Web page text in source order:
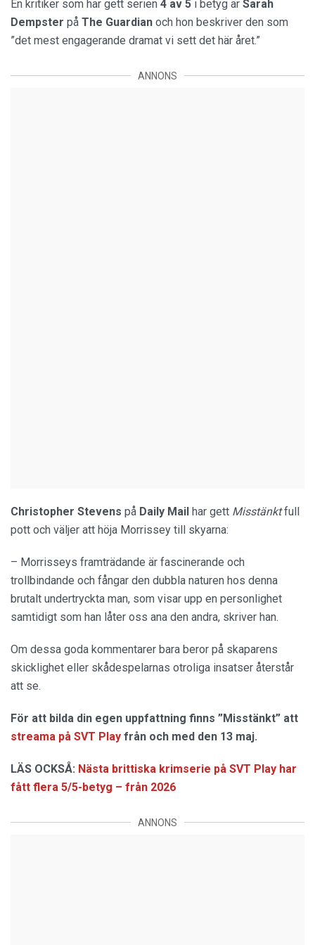
En kritiker som har gett serien 4 av 5 i betyg är Sarah
Dempster på The Guardian och hon beskriver den som
”det mest engagerande dramat vi sett det här året.”
ANNONS
Christopher Stevens på Daily Mail har gett Misstänktfull
pott och väljer att höja Morrissey till skyarna:
– Morrisseys framträdande är fascinerande och
trollbindande och fångar den dubbla naturen hos denna
brutalt undertryckta man, som visar upp en personlighet
samtidigt som han låter oss ana den andra, skriver han.
Om dessa goda kommentarer bara beror på skaparens
skicklighet eller skådespelarnas otroliga insatser återstår
att se.
För att bilda din egen uppfattning finns ”Misstänkt” att
streama på SVT Play från och med den 13 maj.
LÄS OCKSÅ: Nästa brittiska krimserie på SVT Play har
fått flera 5/5-betyg – från 2026
ANNONS